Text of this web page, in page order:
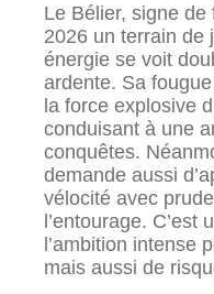
Le Bélier, signe
2026 un terrain de
énergie se voit
ardente. Sa
la force explosive
conduisant à une
conquêtes.
demande aussi
vélocité avec
l’entourage. C’est
l’ambition intense
mais aussi de